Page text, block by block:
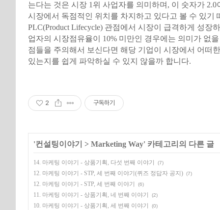
는다는 것은 시장 1위 사업자를 의미하며, 이 숫자가 2.0
시장에서 독점적인 위치를 차지하고 있다고 볼 수 있기
PLC(Product Lifecycle) 관점에서 시장이 급격하게 성장
업자의 시장점유율이 10% 미만인 경우에는 의미가 없
점들을 주의해서 보신다면 해당 기업이 시장에서 어떠
있는지를 쉽게 파악하실 수 있지 않을까 합니다.
2 구독하기
'컨설팅이야기 > Marketing Way' 카테고리의 다른 글
14. 마케팅 이야기 - 상품기획, 다섯 번째 이야기 (7)
12. 마케팅 이야기 - STP, 세 번째 이야기(퀴즈 정답자 공지) (7)
12. 마케팅 이야기 - STP, 세 번째 이야기 (6)
11. 마케팅 이야기 - 상품기획, 네 번째 이야기 (2)
10. 마케팅 이야기 - 상품기획, 세 번째 이야기 (0)